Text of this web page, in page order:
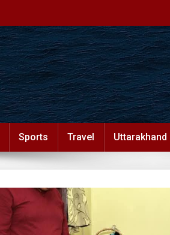
Sports Travel Uttarakhand